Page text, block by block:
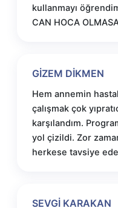
kullanmayı
CAN HOCA
GİZEM DİKMEN
Hem annemin
çalışmak çok
karşılandım.
yol çizildi. Zor
herkese tavsiye
SEVGİ KARAKAN